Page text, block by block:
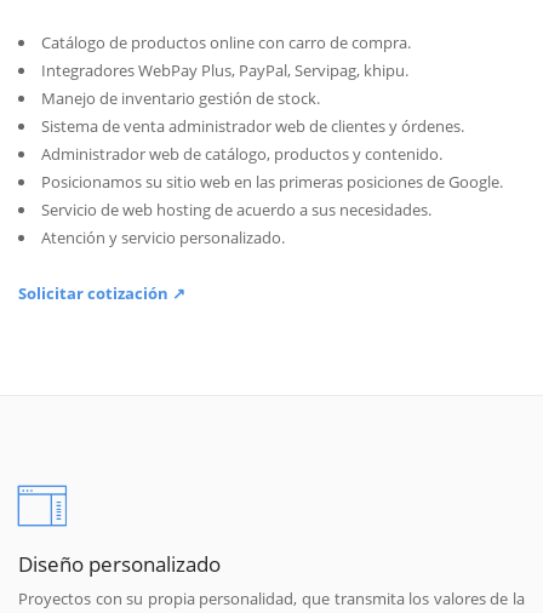
Catálogo de productos online con carro de compra.
Integradores WebPay Plus, PayPal, Servipag, khipu.
Manejo de inventario gestión de stock.
Sistema de venta administrador web de clientes y órdenes.
Administrador web de catálogo, productos y contenido.
Posicionamos su sitio web en las primeras posiciones de Google.
Servicio de web hosting de acuerdo a sus necesidades.
Atención y servicio personalizado.
Solicitar cotización ↗
Diseño personalizado
Proyectos con su propia personalidad, que transmita los valores de la